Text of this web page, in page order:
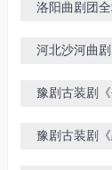
洛阳曲剧团
河北沙河曲
豫剧古装剧
豫剧古装剧《